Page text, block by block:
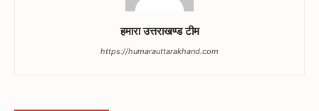
हमारा उत्तराखण्ड टीम
https://humarauttarakhand.com